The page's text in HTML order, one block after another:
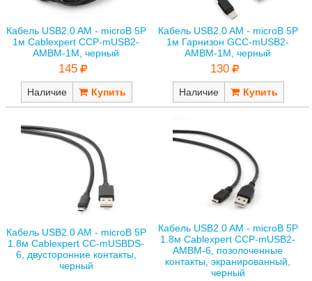
Кабель USB2.0 AM - microB 5P
1м Cablexpert CCP-mUSB2-
AMBM-1M, черный
145
Наличие
Кабель USB2.0 AM - microB 5P
1м Гарнизон GCC-mUSB2-
AMBM-1M, черный
130
Наличие
Кабель USB2.0 AM - microB 5P
1.8м Cablexpert CC-mUSBDS-
6, двусторонние контакты,
черный
Кабель USB2.0 AM - microB 5P
1.8м Cablexpert CCP-mUSB2-
AMBM-6, позолоченные
контакты, экранированный,
черный